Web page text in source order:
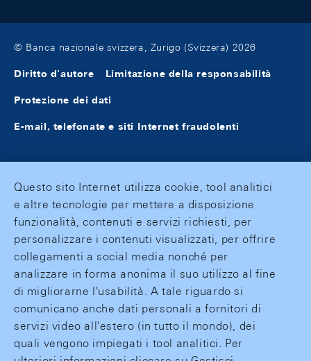
© Banca nazionale svizzera, Zurigo (Svizzera) 2026
Diritto d'autore Limitazione della responsabilità
Protezione dei dati
E-mail, telefonate e siti Internet fraudolenti
Questo sito Internet utilizza cookie, tool analitici
e altre tecnologie per mettere a disposizione
funzionalità, contenuti e servizi richiesti, per
personalizzare i contenuti visualizzati, per offrire
collegamenti a social media nonché per
analizzare in forma anonima il suo utilizzo al fine
di migliorarne l'usabilità. A tale riguardo si
comunicano anche dati personali a fornitori di
servizi video all'estero (in tutto il mondo), dei
quali vengono impiegati i tool analitici. Per